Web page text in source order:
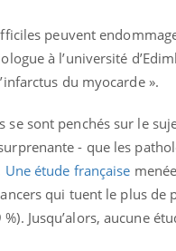
peuvent
à l’université
du myocarde ».
se sont penchés sur le
- que les
Une étude française
qui tuent le plus de
Jusqu’alors, aucune
même alopécie…
carence en fer
...